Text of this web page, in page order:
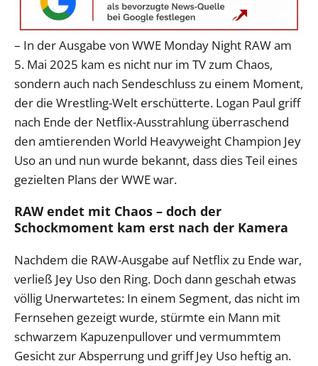
– In der Ausgabe von WWE Monday Night RAW am
5. Mai 2025 kam es nicht nur im TV zum Chaos,
sondern auch nach Sendeschluss zu einem Moment,
der die Wrestling-Welt erschütterte. Logan Paul griff
nach Ende der Netflix-Ausstrahlung überraschend
den amtierenden World Heavyweight Champion Jey
Uso an und nun wurde bekannt, dass dies Teil eines
gezielten Plans der WWE war.
RAW endet mit Chaos – doch der
Schockmoment kam erst nach der Kamera
Nachdem die RAW-Ausgabe auf Netflix zu Ende war,
verließ Jey Uso den Ring. Doch dann geschah etwas
völlig Unerwartetes: In einem Segment, das nicht im
Fernsehen gezeigt wurde, stürmte ein Mann mit
schwarzem Kapuzenpullover und vermummtem
Gesicht zur Absperrung und griff Jey Uso heftig an.